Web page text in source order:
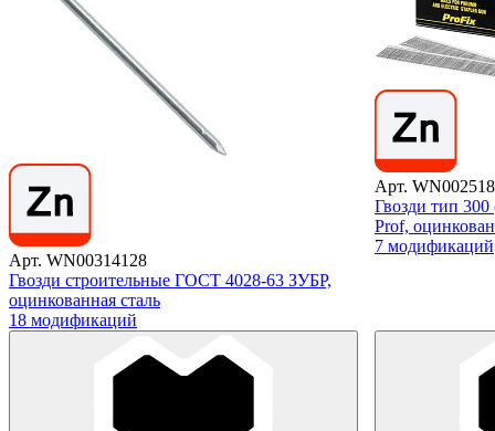
Арт. WN00314128
Гвозди строительные ГОСТ 4028-63 ЗУБР,
оцинкованная сталь
18 модификаций
Арт.
Гвозди тип
Prof,
7 модификаций